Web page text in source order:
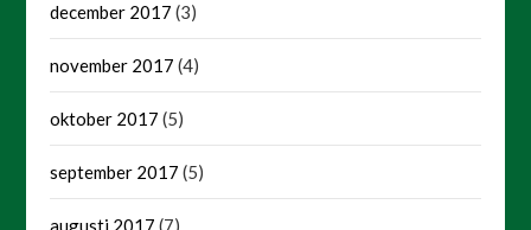
december 2017 (3)
november 2017 (4)
oktober 2017 (5)
september 2017 (5)
augusti 2017 (7)